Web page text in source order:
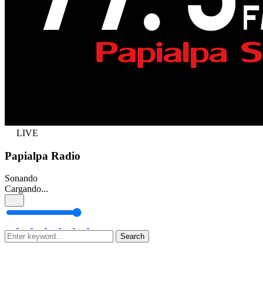
LIVE
Papialpa Radio
Sonando
Cargando...
Search